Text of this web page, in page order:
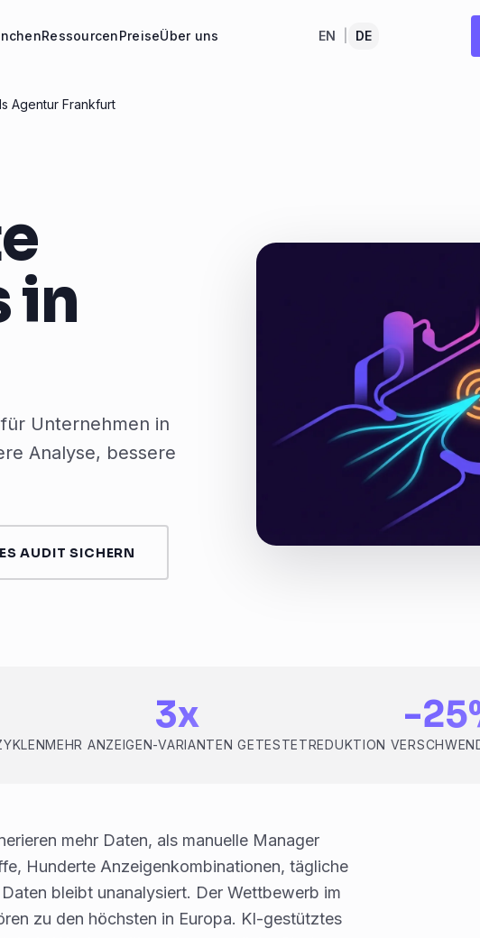
RessourcenPreiseÜber uns EN DE
Agentur Frankfurt
in
Unternehmen in
Analyse, bessere
AUDIT SICHERN
3x
MEHR ANZEIGEN-VARIANTEN GETESTET
-
REDUKTION
mehr Daten, als manuelle Manager
Hunderte Anzeigenkombinationen, tägliche
bleibt unanalysiert. Der Wettbewerb im
zu den höchsten in Europa. KI-gestütztes